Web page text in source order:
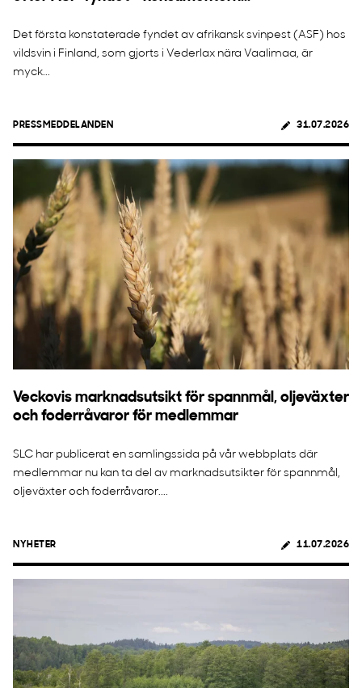
Det första konstaterade fyndet av afrikansk svinpest (ASF) hos
vildsvin i Finland, som gjorts i Vederlax nära Vaalimaa, är
myck...
PRESSMEDDELANDEN 31.07.2026
Veckovis marknadsutsikt för spannmål, oljeväxter
och foderråvaror för medlemmar
SLC har publicerat en samlingssida på vår webbplats där
medlemmar nu kan ta del av marknadsutsikter för spannmål,
oljeväxter och foderråvaror....
NYHETER 11.07.2026